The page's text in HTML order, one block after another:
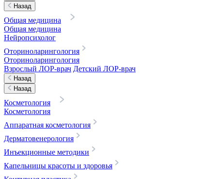
Назад
Общая медицина
Общая медицина
Нейропсихолог
Оториноларингология
Оториноларингология
Взрослый ЛОР-врач Детский ЛОР-врач
Назад
Назад
Косметология
Косметология
Аппаратная косметология
Дерматовенерология
Инъекционные методики
Капельницы красоты и здоровья